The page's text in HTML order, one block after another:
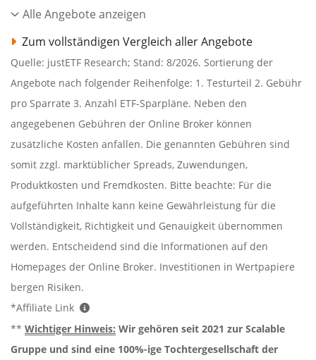
Alle Angebote anzeigen
Zum vollständigen Vergleich aller Angebote
Quelle: justETF Research; Stand: 8/2026. Sortierung der
Angebote nach folgender Reihenfolge: 1. Testurteil 2. Gebühr
pro Sparrate 3. Anzahl ETF-Sparpläne. Neben den
angegebenen Gebühren der Online Broker können
zusätzliche Kosten anfallen. Die genannten Gebühren sind
somit zzgl. marktüblicher Spreads, Zuwendungen,
Produktkosten und Fremdkosten. Bitte beachte: Für die
aufgeführten Inhalte kann keine Gewährleistung für die
Vollständigkeit, Richtigkeit und Genauigkeit übernommen
werden. Entscheidend sind die Informationen auf den
Homepages der Online Broker. Investitionen in Wertpapiere
bergen Risiken.
*Affiliate Link
** Wichtiger Hinweis: Wir gehören seit 2021 zur Scalable
Gruppe und sind eine 100%-ige Tochtergesellschaft der